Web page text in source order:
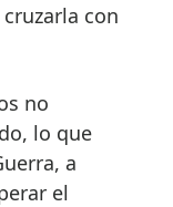
con
no
lo que
a
el